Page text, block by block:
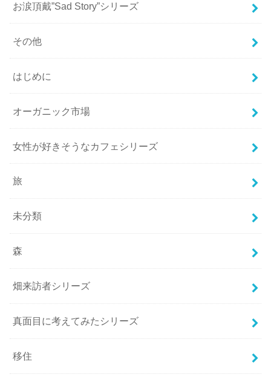
お涙頂戴”Sad Story”シリーズ
その他
はじめに
オーガニック市場
女性が好きそうなカフェシリーズ
旅
未分類
森
畑来訪者シリーズ
真面目に考えてみたシリーズ
移住